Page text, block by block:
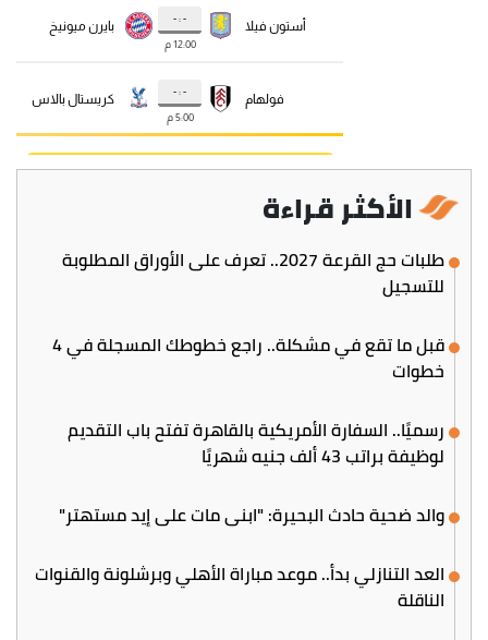
الأكثر قراءة
طلبات حج القرعة 2027.. تعرف على الأوراق المطلوبة
للتسجيل
قبل ما تقع في مشكلة.. راجع خطوطك المسجلة في 4
خطوات
رسميًا.. السفارة الأمريكية بالقاهرة تفتح باب التقديم
لوظيفة براتب 43 ألف جنيه شهريًا
والد ضحية حادث البحيرة: "ابني مات على إيد مستهتر"
العد التنازلي بدأ.. موعد مباراة الأهلي وبرشلونة والقنوات
الناقلة